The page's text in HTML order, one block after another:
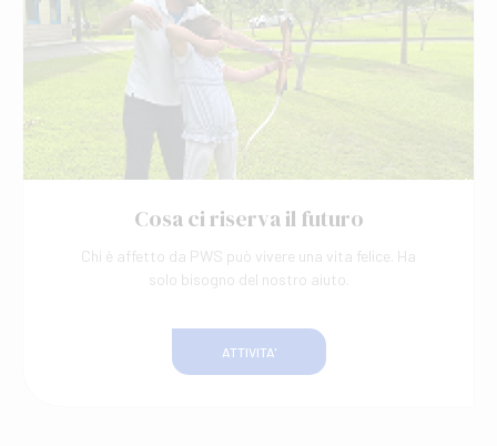
Cosa ci riserva il futuro
Chi è affetto da PWS può vivere una vita felice. Ha
solo bisogno del nostro aiuto.
ATTIVITA'